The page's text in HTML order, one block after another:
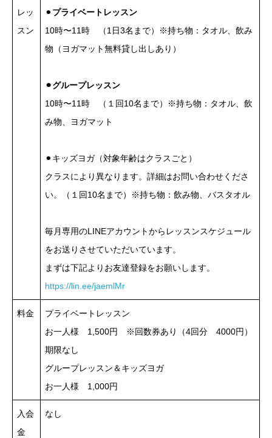
レッ
スン
⚫︎ プライベートレッスン
10時〜11時 （1日3名まで）※持ち物：タオル、飲み
物（ヨガマット無料貸し出しあり）
⚫︎グループレッスン
10時〜11時 （１回10名まで）※持ち物：タオル、飲
み物、ヨガマット
⚫︎キッズヨガ（対象年齢はクラスごと）
クラスにより異なります。詳細はお問い合わせくださ
い。（１回10名まで）※持ち物：飲み物、バスタオル
毎月専用のLINEアカウントからレッスンスケジュール
をお送りさせていただいています。
まずは下記よりお友達登録をお願いします。
https://lin.ee/jaemlMr
料金
プライベートレッスン
お一人様 1,500円
※回数券あり（4回分 4000円）
期限なし
グループレッスン＆キッズヨガ
お一人様 1,000円
入会
金
なし